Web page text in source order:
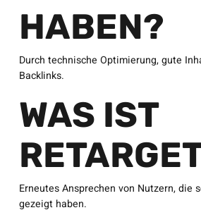
HABEN?
Durch technische Optimierung, gute
Backlinks.
WAS IST
Erneutes Ansprechen von Nutzern, die
gezeigt haben.